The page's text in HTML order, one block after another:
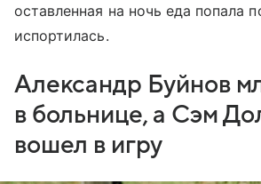
оставленная на ночь еда попала
испортилась.
Александр Буйнов
в больнице, а Сэм
вошел в игру